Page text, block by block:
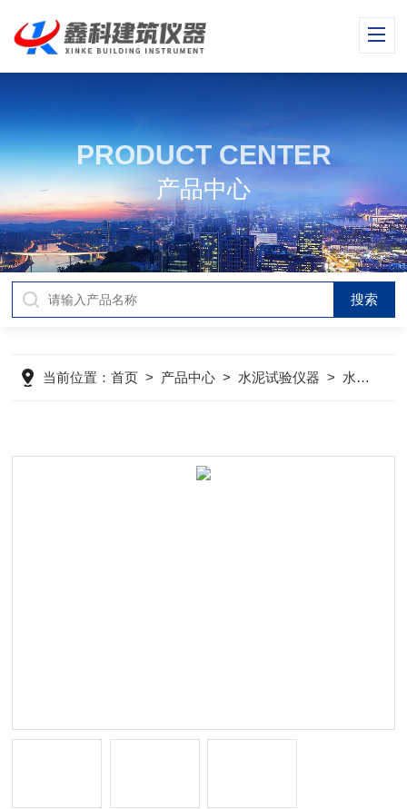
PRODUCT CENTER
产品中心
当前位置：首页 > 产品中心 > 水泥试验仪器 > 水泥氯离子分析仪